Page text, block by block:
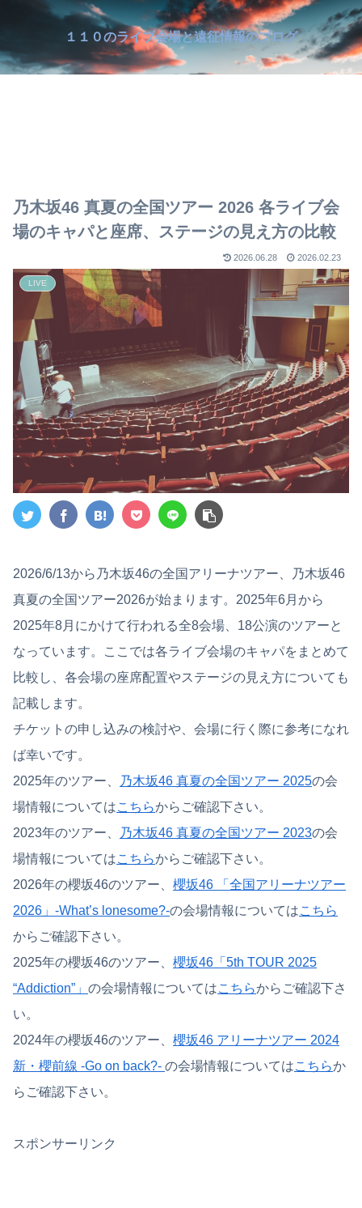
１１０のライブ会場と遠征情報のブログ
乃木坂46 真夏の全国ツアー 2026 各ライブ会
場のキャパと座席、ステージの見え方の比較
2026.06.28 2026.02.23
LIVE
2026/6/13から乃木坂46の全国アリーナツアー、乃木坂46
真夏の全国ツアー2026が始まります。2025年6月から
2025年8月にかけて行われる全8会場、18公演のツアーと
なっています。ここでは各ライブ会場のキャパをまとめて
比較し、各会場の座席配置やステージの見え方についても
記載します。
チケットの申し込みの検討や、会場に行く際に参考になれ
ば幸いです。
2025年のツアー、
乃木坂46 真夏の全国ツアー 2025の会
場情報についてはこちらからご確認下さい。
2023年のツアー、
乃木坂46 真夏の全国ツアー 2023の会
場情報についてはこちらからご確認下さい。
2026年の櫻坂46のツアー、 櫻坂46 「全国アリーナツアー
2026」-What’s lonesome?-の会場情報についてはこちら
からご確認下さい。
2025年の櫻坂46のツアー、 櫻坂46「5th TOUR 2025
“Addiction”」 の会場情報についてはこちらからご確認下さ
い。
2024年の櫻坂46のツアー、 櫻坂46 アリーナツアー 2024
新・櫻前線 -Go on back?- の会場情報についてはこちらか
らご確認下さい。
スポンサーリンク